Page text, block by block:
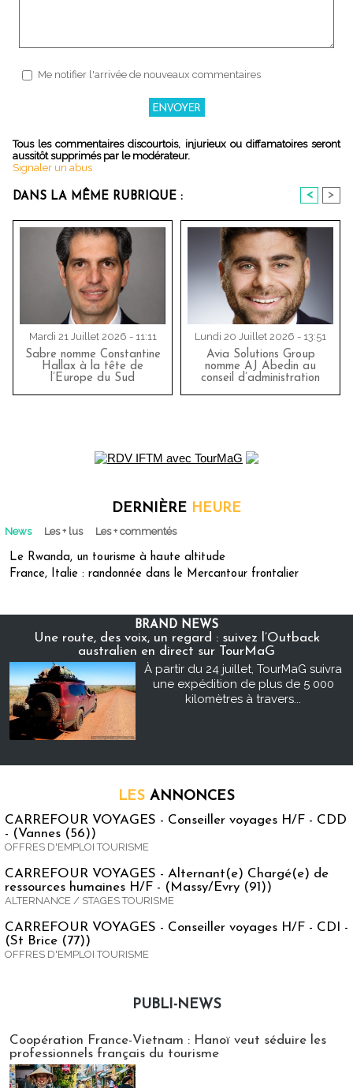
Me notifier l'arrivée de nouveaux commentaires
Tous les commentaires discourtois, injurieux ou diffamatoires seront
aussitôt supprimés par le modérateur.
Signaler un abus
DANS LA MÊME RUBRIQUE : < >
Mardi 21 Juillet 2026 - 11:11
Sabre nomme Constantine
Hallax à la tête de
l’Europe du Sud
Lundi 20 Juillet 2026 - 13:51
Avia Solutions Group
nomme AJ Abedin au
conseil d’administration
DERNIÈRE HEURE
News Les + lus Les + commentés
Le Rwanda, un tourisme à haute altitude
France, Italie : randonnée dans le Mercantour frontalier
BRAND NEWS
Une route, des voix, un regard : suivez l’Outback
australien en direct sur TourMaG
À partir du 24 juillet, TourMaG suivra
une expédition de plus de 5 000
kilomètres à travers...
LES ANNONCES
CARREFOUR VOYAGES - Conseiller voyages H/F - CDD
- (Vannes (56))
OFFRES D'EMPLOI TOURISME
CARREFOUR VOYAGES - Alternant(e) Chargé(e) de
ressources humaines H/F - (Massy/Evry (91))
ALTERNANCE / STAGES TOURISME
CARREFOUR VOYAGES - Conseiller voyages H/F - CDI -
(St Brice (77))
OFFRES D'EMPLOI TOURISME
PUBLI-NEWS
Coopération France-Vietnam : Hanoï veut séduire les
professionnels français du tourisme